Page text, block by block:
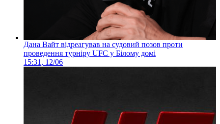
Дана Вайт відреагував на судовий позов проти
проведення турніру UFC у Білому домі
15:31, 12/06